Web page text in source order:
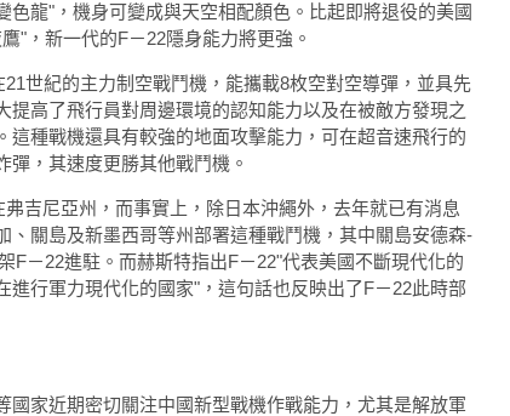
色龍"，機身可變成與天空相配顏色。比起即將退役的美國
"，新一代的F－22隱身能力將更強。
世紀的主力制空戰鬥機，能攜載8枚空對空導彈，並具先
提高了飛行員對周邊環境的認知能力以及在被敵方發­現之
這種戰機還具有較強的地面攻擊能力，可在超音速飛行的
彈，其速度更勝其他戰鬥機。
吉尼亞州，而事實上，除日本沖繩外，去年就已有消息
、關島及新墨西哥等州部署這種戰鬥機，其中關島安德森­
F－22進駐。而赫斯特指出F－22"代表美國不斷現代化的
進行軍力現代化的國家"，這句話也反映出了­F－22此時部
國家近期密切關注中國新型戰機作戰能力，尤其是解放軍